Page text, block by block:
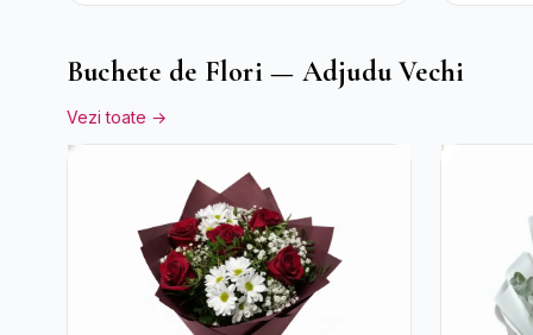
Buchete de Flori — Adjudu Vechi
Vezi toate →